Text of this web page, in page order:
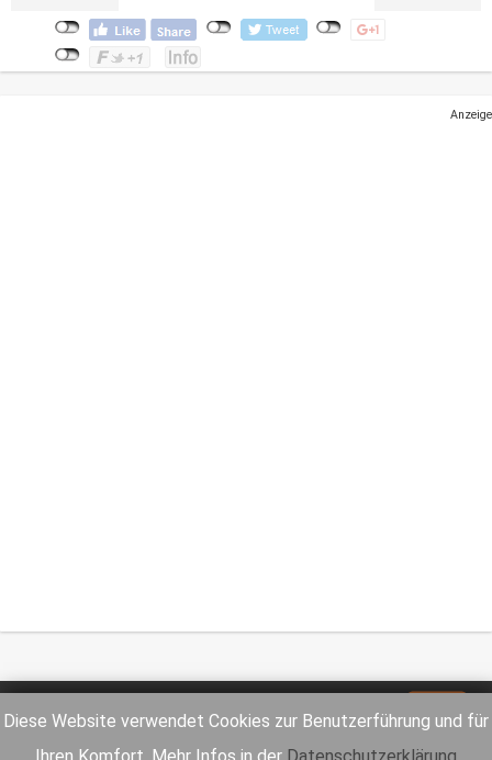
Diese Website verwendet Cookies zur Benutzerführung und für
Anzeige